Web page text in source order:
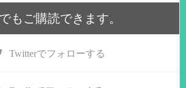
もご購読できます。
Twitterでフォローする